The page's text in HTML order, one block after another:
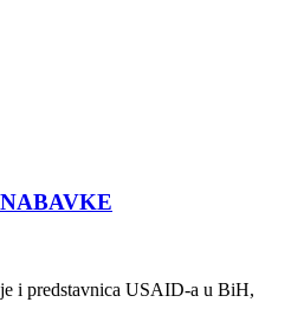
i predstavnica USAID-a u BiH,